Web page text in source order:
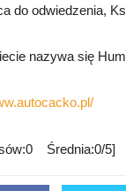
do odwiedzenia,
nazywa się
Średnia:0/5]